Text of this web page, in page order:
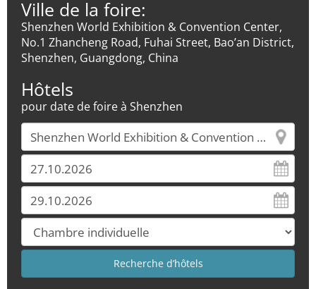
Ville de la foire:
Shenzhen World Exhibition & Convention Center,
No.1 Zhancheng Road, Fuhai Street, Bao’an District,
Shenzhen, Guangdong, China
Hôtels
pour date de foire à Shenzhen